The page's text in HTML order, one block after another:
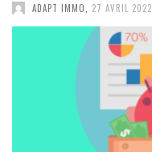
ADAPT IMMO 27 AVRIL 2022